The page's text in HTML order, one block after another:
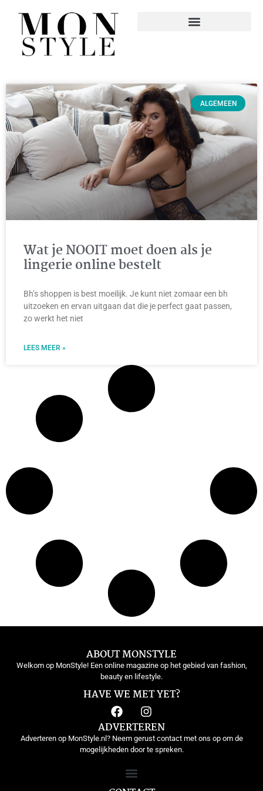
ALGEMEEN
Wat je NOOIT moet doen als je
lingerie online bestelt
Bh’s shoppen is best moeilijk. Je kunt niet zomaar een bh
uitzoeken en ervan uitgaan dat die je perfect gaat passen,
zo werkt het niet
LEES MEER »
ABOUT MONSTYLE
Welkom op MonStyle! Een online magazine op het gebied van fashion,
beauty en lifestyle.
HAVE WE MET YET?
ADVERTEREN
Adverteren op MonStyle.nl? Neem gerust contact met ons op om de
mogelijkheden door te spreken.